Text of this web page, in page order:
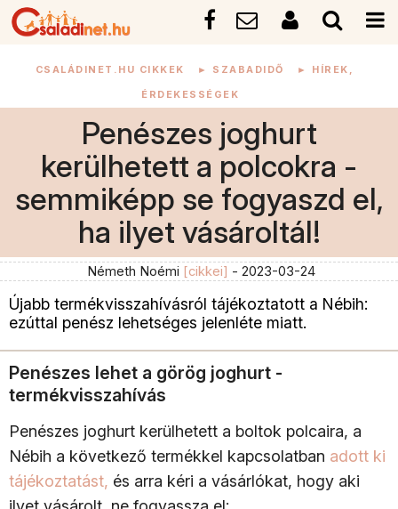
CSALÁDINET.HU CIKKEK ► SZABADIDŐ ► HÍREK,
ÉRDEKESSÉGEK
Penészes joghurt
kerülhetett a polcokra -
semmiképp se fogyaszd el,
ha ilyet vásároltál!
Németh Noémi [cikkei] - 2023-03-24
Újabb termékvisszahívásról tájékoztatott a Nébih:
ezúttal penész lehetséges jelenléte miatt.
Penészes lehet a görög joghurt -
termékvisszahívás
Penészes joghurt kerülhetett a boltok polcaira, a
Nébih a következő termékkel kapcsolatban adott ki
tájékoztatást, és arra kéri a vásárlókat, hogy aki